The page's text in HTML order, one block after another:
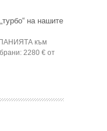
на нашите
към
2280 € от